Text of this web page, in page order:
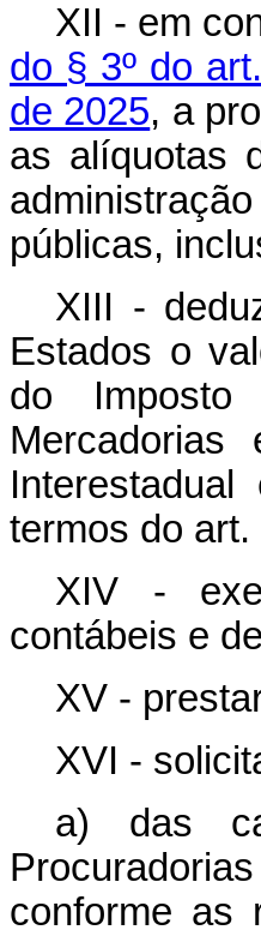
XII - em
do § 3º do
de 2025, a
as alíquotas
públicas,
XIII -
Estados o
do Imposto
termos do
XIV -
contábeis e
XV -
XVI -
a) das
conforme as